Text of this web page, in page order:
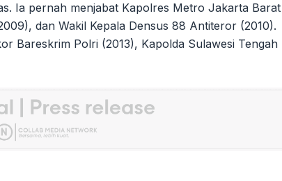
Ia pernah menjabat Kapolres Metro Jakarta Barat
dan Wakil Kepala Densus 88 Antiteror (2010).
Bareskrim Polri (2013), Kapolda Sulawesi Tengah